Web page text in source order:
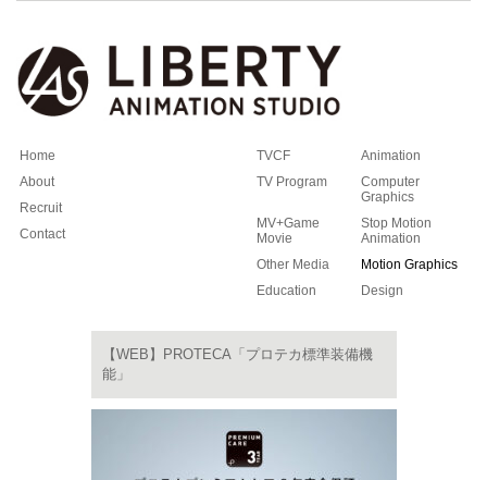
Home
About
Recruit
Contact
TVCF
Animation
TV Program
Computer
Graphics
MV+Game
Movie
Stop Motion
Animation
Other Media
Motion Graphics
Education
Design
【WEB】PROTECA「プロテカ標準装備機
能」